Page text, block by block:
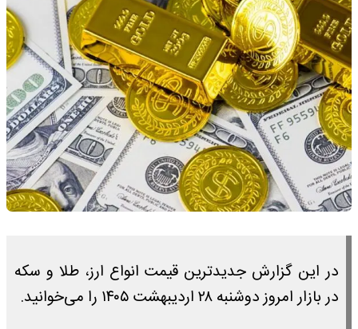
در این گزارش جدیدترین قیمت انواع ارز، طلا و سکه
در بازار امروز دوشنبه ۲۸ اردیبهشت ۱۴۰۵ را می‌خوانید.